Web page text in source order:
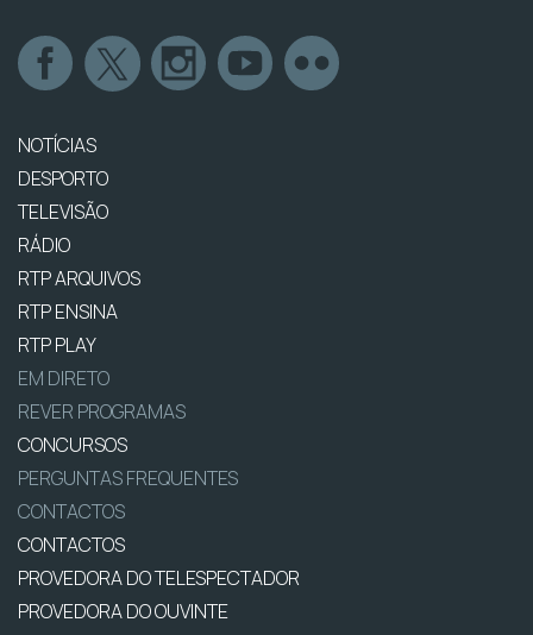
NOTÍCIAS
DESPORTO
TELEVISÃO
RÁDIO
RTP ARQUIVOS
RTP ENSINA
RTP PLAY
EM DIRETO
REVER PROGRAMAS
CONCURSOS
PERGUNTAS FREQUENTES
CONTACTOS
CONTACTOS
PROVEDORA DO TELESPECTADOR
PROVEDORA DO OUVINTE